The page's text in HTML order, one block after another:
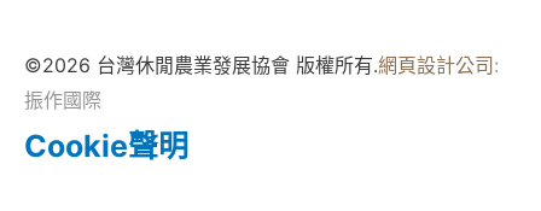
©2026 台灣休閒農業發展協會 版權所有.網頁設計公司:
振作國際
Cookie聲明